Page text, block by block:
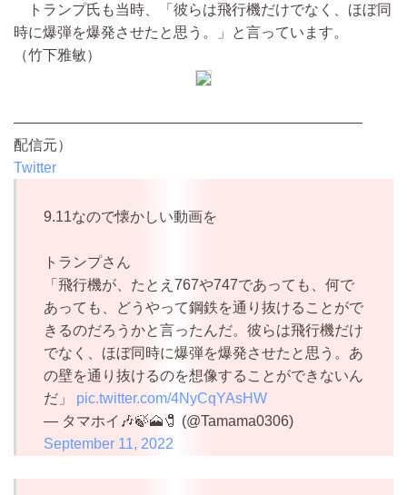
トランプ氏も当時、「彼らは飛行機だけでなく、ほぼ同
時に爆弾を爆発させたと思う。」と言っています。
（竹下雅敏）
————————————————————————
配信元）
Twitter
9.11なので懐かしい動画を
トランプさん
「飛行機が、たとえ767や747であっても、何で
あっても、どうやって鋼鉄を通り抜けることがで
きるのだろうかと言ったんだ。彼らは飛行機だけ
でなく、ほぼ同時に爆弾を爆発させたと思う。あ
の壁を通り抜けるのを想像することができないん
だ」 pic.twitter.com/4NyCqYAsHW
— タマホイ🎶🍃🗻🧷 (@Tamama0306)
September 11, 2022